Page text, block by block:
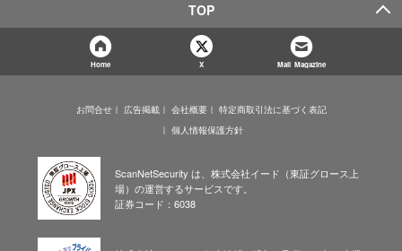
TOP
Home X Mail Magazine
お問合せ 広告掲載 会社概要
特定商取引法に基づく表記
個人情報保護方針
ScanNetSecurity は、株式会社イード（東証グロース上
場）の運営するサービスです。
証券コード：6038